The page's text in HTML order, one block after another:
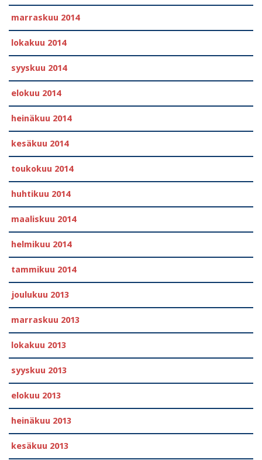
marraskuu 2014
lokakuu 2014
syyskuu 2014
elokuu 2014
heinäkuu 2014
kesäkuu 2014
toukokuu 2014
huhtikuu 2014
maaliskuu 2014
helmikuu 2014
tammikuu 2014
joulukuu 2013
marraskuu 2013
lokakuu 2013
syyskuu 2013
elokuu 2013
heinäkuu 2013
kesäkuu 2013